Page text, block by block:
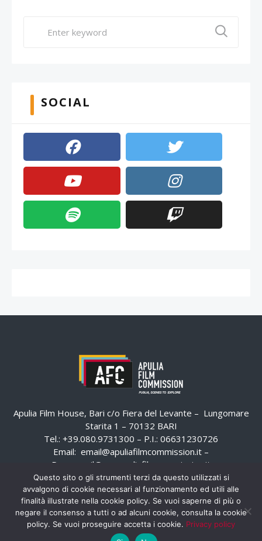
SOCIAL
Apulia Film House, Bari c/o Fiera del Levante – Lungomare
Starita 1 – 70132 BARI
Tel.: +39.080.9731300 – P.I.: 06631230726
Email: email@apuliafilmcommission.it –
Pec:
email@pec.apuliafilmcommission.it
Questo sito o gli strumenti terzi da questo utilizzati si
avvalgono di cookie necessari al funzionamento ed utili alle
finalità illustrate nella cookie policy. Se vuoi saperne di più o
negare il consenso a tutti o ad alcuni cookie, consulta la cookie
policy. Se vuoi proseguire accetta i cookie. Privacy policy